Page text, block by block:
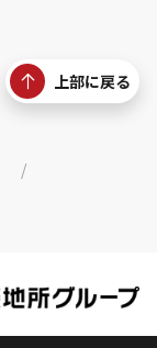
上部に戻る